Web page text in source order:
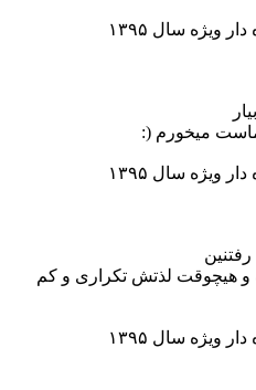
سال ۱۳۹۵
ﻣﯿﺨﻮﺭﻡ (:
سال ۱۳۹۵
و هیچوقت لذتش تکراری و کم
سال ۱۳۹۵